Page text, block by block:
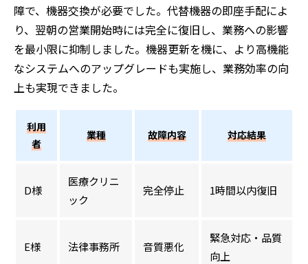
障で、機器交換が必要でした。代替機器の即座手配によ
り、翌朝の営業開始時には完全に復旧し、業務への影響
を最小限に抑制しました。機器更新を機に、より高機能
なシステムへのアップグレードも実施し、業務効率の向
上も実現できました。
利用
者
業種 故障内容 対応結果
D様
医療クリニ
ック
完全停止 1時間以内復旧
E様 法律事務所 音質悪化
緊急対応・品質
向上